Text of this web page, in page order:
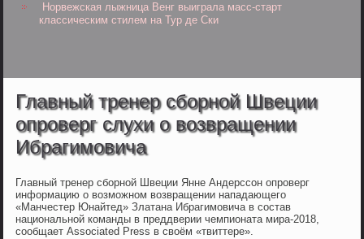
Норвежская лыжница Венг выиграла масс-старт
классическим стилем на Тур де Ски
Главный тренер сборной Швеции
опроверг слухи о возвращении
Ибрагимовича
Главный тренер сборной Швеции Янне Андерссон опроверг
информацию о возможном возвращении нападающего
«Манчестер Юнайтед» Златана Ибрагимовича в состав
национальной команды в преддверии чемпионата мира-2018,
сообщает Associated Press в своём «твиттере».